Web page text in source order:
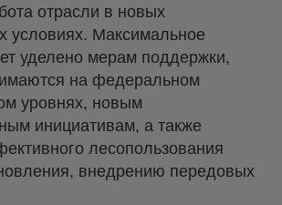
отрасли в новых
условиях. Максимальное
уделено мерам поддержки,
на федеральном
уровнях, новым
инициативам, а также
лесопользования
внедрению передовых